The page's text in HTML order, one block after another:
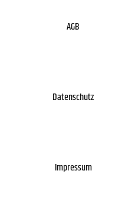
AGB
Datenschutz
Impressum